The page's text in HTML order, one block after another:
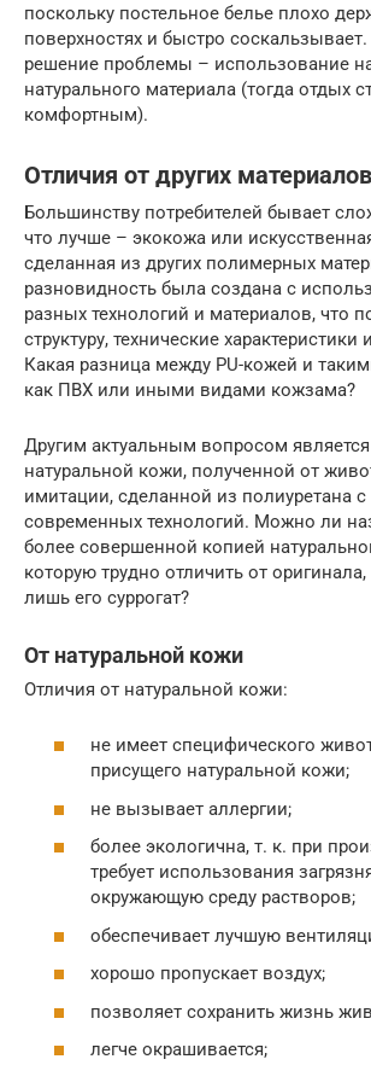
поскольку постельное белье плохо
поверхностях и быстро
решение проблемы – использование
натурального материала (тогда отдых
комфортным).
Отличия от других материалов
Большинству потребителей бывает
что лучше – экокожа или
сделанная из других полимерных
разновидность была создана с
разных технологий и материалов, что
структуру, технические
Какая разница между PU-кожей и
как ПВХ или иными видами кожзама?
Другим актуальным вопросом
натуральной кожи, полученной от
имитации, сделанной из полиуретана
современных технологий. Можно ли
более совершенной копией
которую трудно отличить от
лишь его суррогат?
От натуральной кожи
Отличия от натуральной кожи:
не имеет специфического
присущего натуральной кожи;
не вызывает аллергии;
более экологична, т. к. при
требует использования
окружающую среду растворов;
обеспечивает лучшую
хорошо пропускает воздух;
позволяет сохранить жизнь
легче окрашивается;